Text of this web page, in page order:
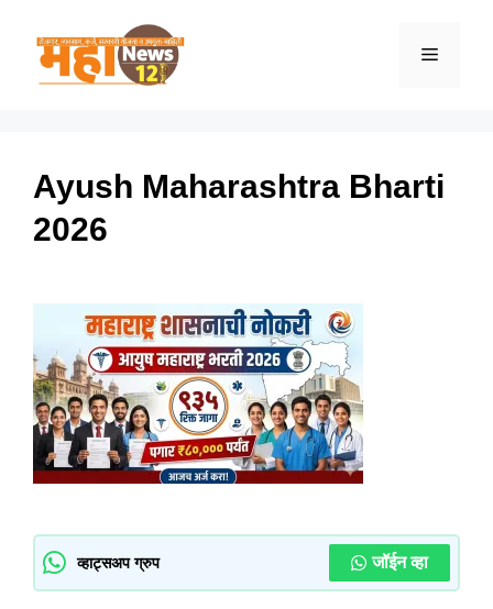
Menu
Ayush Maharashtra Bharti
2026
व्हाट्सअप ग्रुप जॉईन व्हा